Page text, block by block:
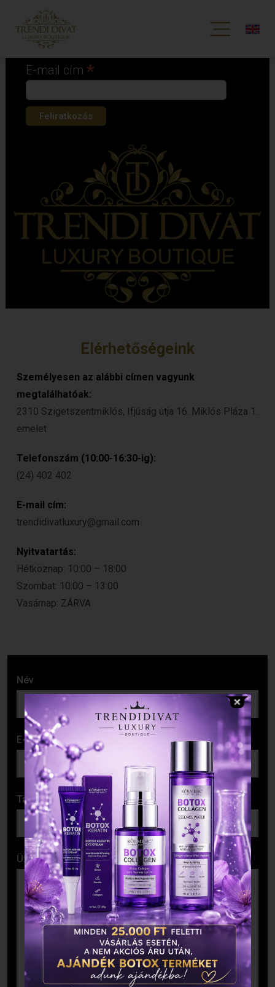
Iratkozz fel hírlevelünkre!
*
E-mail cím*
Név
E-mail cím
Tárgy
Üzenet
Elérhetőségeink
Személyesen az alábbi címen vagyunk
megtalálhatóak:
2310 Szigetszentmiklós, Ifjúság útja 16. Miklós Pláza 1.
emelet
Telefonszám (10:00-16:30-ig):
(24) 402 402
E-mail cím:
trendidivatluxury@gmail.com
Nyitvatartás:
Hétköznap: 10:00 – 18:00
Szombat: 10:00 – 13:00
Vasárnap: ZÁRVA